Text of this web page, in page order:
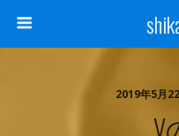
2019年5月
V